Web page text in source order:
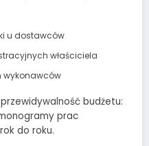
u dostawców
właściciela
wykonawców
budżetu:
prac
do roku.